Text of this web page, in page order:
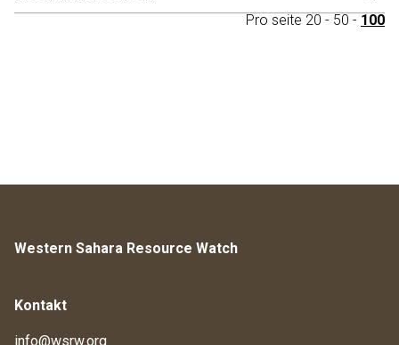
Pro seite 20 - 50 - 100
Western Sahara Resource Watch
Kontakt
info@wsrw.org